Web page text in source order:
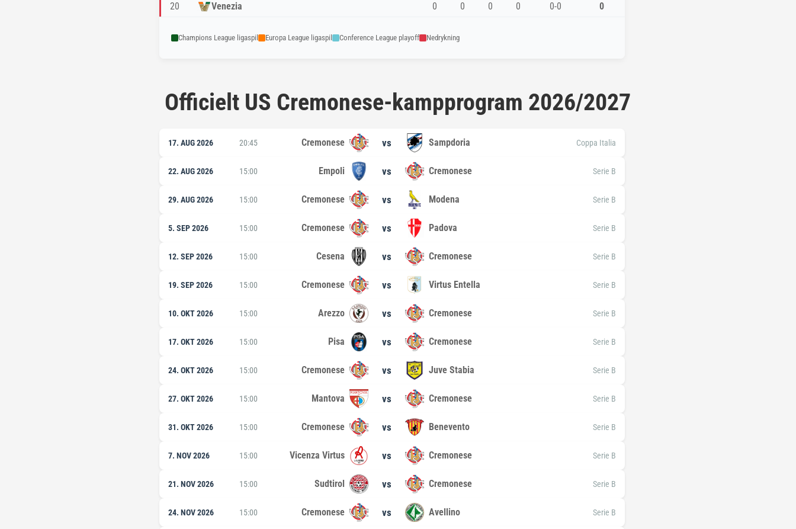
20
Venezia 0 0 0 0 0-0 0
Champions League ligaspil Europa League ligaspil Conference League playoff Nedrykning
Officielt US Cremonese-kampprogram 2026/2027
17. AUG 2026 20:45 Cremonese vs Sampdoria Coppa Italia
22. AUG 2026 15:00 Empoli vs Cremonese Serie B
29. AUG 2026 15:00 Cremonese vs Modena Serie B
5. SEP 2026 15:00 Cremonese vs Padova Serie B
12. SEP 2026 15:00 Cesena vs Cremonese Serie B
19. SEP 2026 15:00 Cremonese vs Virtus Entella Serie B
10. OKT 2026 15:00 Arezzo vs Cremonese Serie B
17. OKT 2026 15:00 Pisa vs Cremonese Serie B
24. OKT 2026 15:00 Cremonese vs Juve Stabia Serie B
27. OKT 2026 15:00 Mantova vs Cremonese Serie B
31. OKT 2026 15:00 Cremonese vs Benevento Serie B
7. NOV 2026 15:00 Vicenza Virtus vs Cremonese Serie B
21. NOV 2026 15:00 Sudtirol vs Cremonese Serie B
24. NOV 2026 15:00 Cremonese vs Avellino Serie B